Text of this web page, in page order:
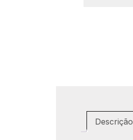
Descrição